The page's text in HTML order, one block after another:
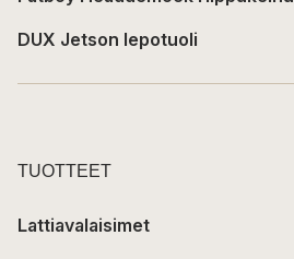
DUX Jetson lepotuoli
TUOTTEET
Lattiavalaisimet